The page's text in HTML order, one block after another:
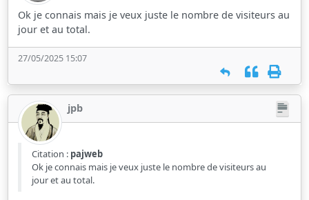
Ok je connais mais je veux juste le nombre de visiteurs au
jour et au total.
27/05/2025 15:07
jpb
Citation : pajweb
Ok je connais mais je veux juste le nombre de visiteurs au
jour et au total.